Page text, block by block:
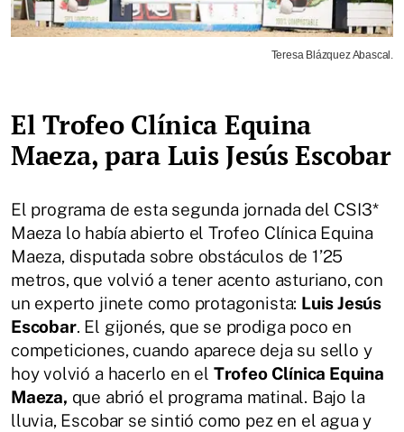
Teresa Blázquez Abascal.
El Trofeo Clínica Equina
Maeza, para Luis Jesús Escobar
El programa de esta segunda jornada del CSI3*
Maeza lo había abierto el Trofeo Clínica Equina
Maeza, disputada sobre obstáculos de 1’25
metros, que volvió a tener acento asturiano, con
un experto jinete como protagonista: Luis Jesús
Escobar. El gijonés, que se prodiga poco en
competiciones, cuando aparece deja su sello y
hoy volvió a hacerlo en el Trofeo Clínica Equina
Maeza, que abrió el programa matinal. Bajo la
lluvia, Escobar se sintió como pez en el agua y